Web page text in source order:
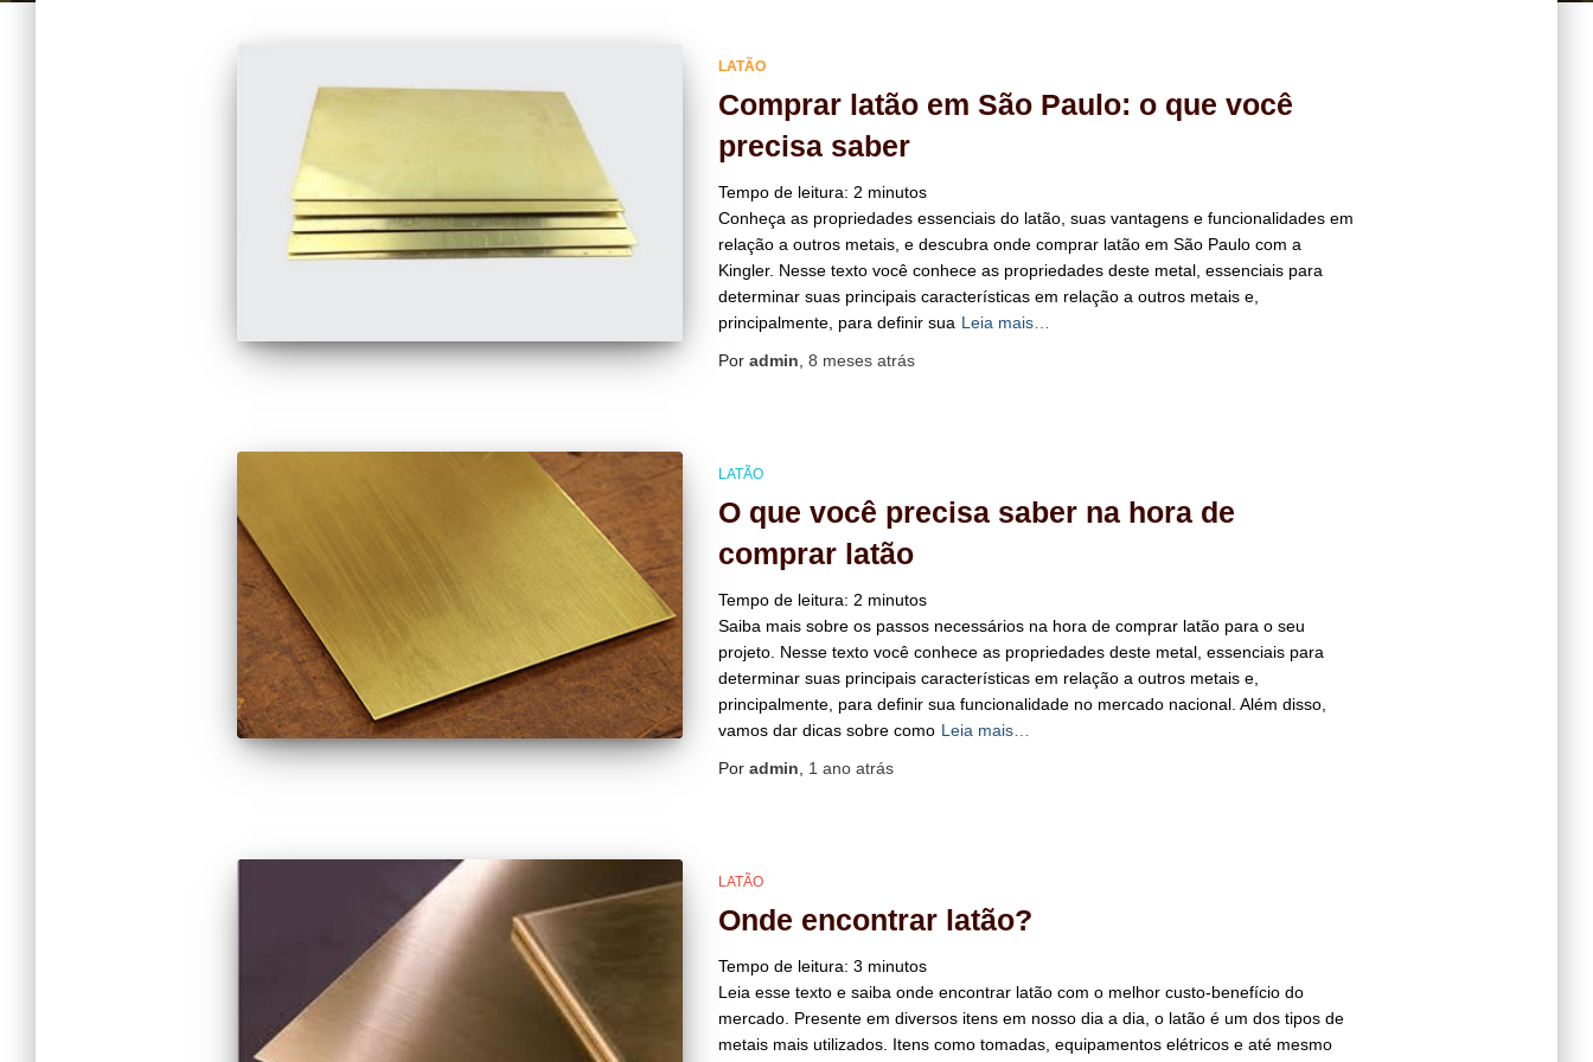
LATÃO
Comprar latão em São Paulo: o que você
precisa saber
Tempo de leitura: 2 minutos
Conheça as propriedades essenciais do latão, suas vantagens e funcionalidades em
relação a outros metais, e descubra onde comprar latão em São Paulo com a
Kingler. Nesse texto você conhece as propriedades deste metal, essenciais para
determinar suas principais características em relação a outros metais e,
principalmente, para definir sua Leia mais…
Por admin 8 mesesatrás
LATÃO
O que você precisa saber na hora de
comprar latão
Tempo de leitura: 2 minutos
Saiba mais sobre os passos necessários na hora de comprar latão para o seu
projeto. Nesse texto você conhece as propriedades deste metal, essenciais para
determinar suas principais características em relação a outros metais e,
principalmente, para definir sua funcionalidade no mercado nacional. Além disso,
vamos dar dicas sobre como Leia mais…
Por admin 1 anoatrás
LATÃO
Onde encontrar latão?
Tempo de leitura: 3 minutos
Leia esse texto e saiba onde encontrar latão com o melhor custo-benefício do
mercado. Presente em diversos itens em nosso dia a dia, o latão é um dos tipos de
metais mais utilizados. Itens como tomadas, equipamentos elétricos e até mesmo